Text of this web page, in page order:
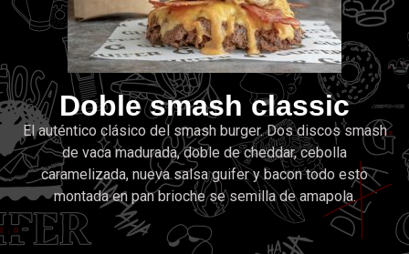
Doble smash classic
El auténtico clásico del smash burger. Dos discos smash
de vaca madurada, doble de cheddar, cebolla
caramelizada, nueva salsa guifer y bacon todo esto
montada en pan brioche se semilla de amapola.